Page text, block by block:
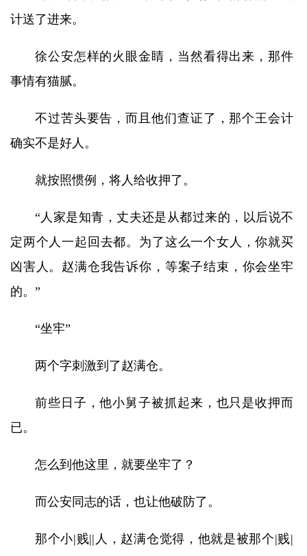
计送了进来。
徐公安怎样的火眼金睛，当然看得出来，那件
事情有猫腻。
不过苦头要告，而且他们查证了，那个王会计
确实不是好人。
就按照惯例，将人给收押了。
“人家是知青，丈夫还是从都过来的，以后说不
定两个人一起回去都。为了这么一个女人，你就买
凶害人。赵满仓我告诉你，等案子结束，你会坐牢
的。”
“坐牢”
两个字刺激到了赵满仓。
前些日子，他小舅子被抓起来，也只是收押而
已。
怎么到他这里，就要坐牢了？
而公安同志的话，也让他破防了。
那个小|贱||人，赵满仓觉得，他就是被那个|贱|